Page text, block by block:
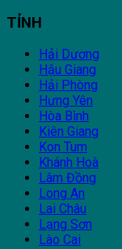
TỈNH
Hải Dương
Hậu Giang
Hải Phòng
Hưng Yên
Hòa Bình
Kiên Giang
Kon Tum
Khánh Hoà
Lâm Đồng
Long An
Lai Châu
Lạng Sơn
Lào Cai